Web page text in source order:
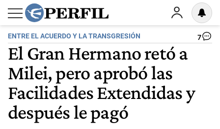
ENTRE EL ACUERDO Y LA TRANSGRESIÓN 7
El Gran Hermano retó a
Milei, pero aprobó las
Facilidades Extendidas y
después le pagó